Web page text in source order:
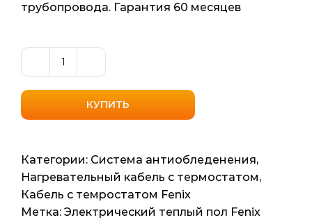
трубопровода. Гарантия 60 месяцев
Количество
товара
Нагревательный
кабель
встроенным
термостатом
Fenix
(Чехия)
КУПИТЬ
Категории: Система антиобледенения,
Нагревательный кабель с термостатом,
Кабель с темростатом Fenix
Метка: Электрический теплый пол Fenix